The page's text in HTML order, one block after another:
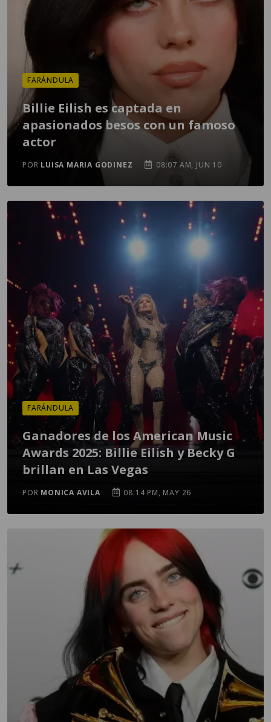
FARÁNDULA
Billie Eilish es captada en
apasionados besos con un famoso
actor
POR LUISA MARIA GODINEZ 08:07 AM, JUN 10
FARÁNDULA
Ganadores de los American Music
Awards 2025: Billie Eilish y Becky G
brillan en Las Vegas
POR MONICA AVILA 08:14 PM, MAY 26